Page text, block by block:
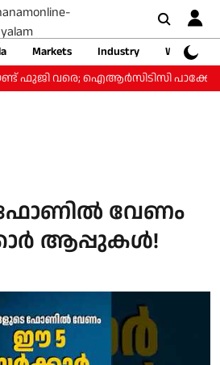
Markets Industry
Web
ഫുജി വരെ; ഐആര്‍സിടിസി പാക്കേജ്
വേണം
ആപ്പുകള്‍!